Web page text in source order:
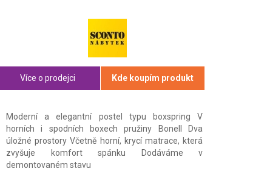
Více o prodejci Kde koupím produkt
Moderní a elegantní postel typu boxspring V
horních i spodních boxech pružiny Bonell Dva
úložné prostory Včetně horní, krycí matrace, která
zvyšuje komfort spánku Dodáváme v
demontovaném stavu